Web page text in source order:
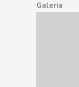
Galeria